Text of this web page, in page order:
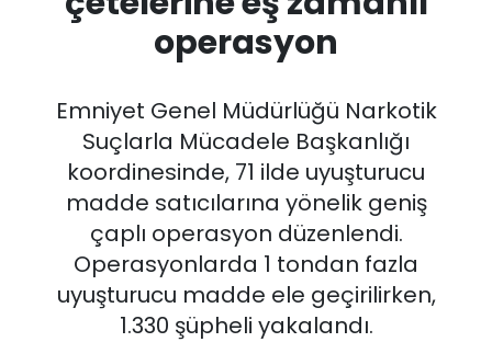
operasyon
Emniyet Genel Müdürlüğü Narkotik
Suçlarla Mücadele Başkanlığı
koordinesinde, 71 ilde uyuşturucu
madde satıcılarına yönelik geniş
çaplı operasyon düzenlendi.
Operasyonlarda 1 tondan fazla
uyuşturucu madde ele geçirilirken,
1.330 şüpheli yakalandı.